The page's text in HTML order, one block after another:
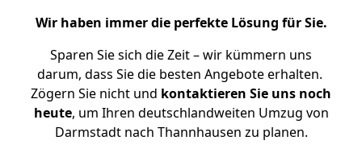
Wir haben immer die perfekte Lösung für Sie.
Sparen Sie sich die Zeit – wir kümmern uns
darum, dass Sie die besten Angebote erhalten.
Zögern Sie nicht und kontaktieren Sie uns noch
heute, um Ihren deutschlandweiten Umzug von
Darmstadt nach Thannhausen zu planen.